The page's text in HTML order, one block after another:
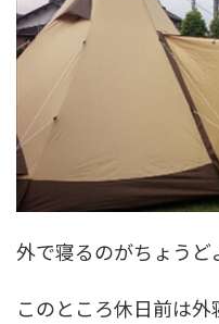
外で寝るのがちょう
このところ休日前は外